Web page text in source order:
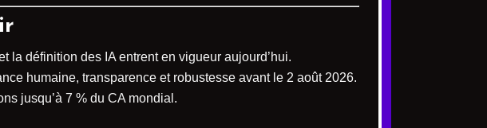
la définition des IA entrent en vigueur aujourd’hui.
humaine, transparence et robustesse avant le 2 août 2026.
jusqu’à 7 % du CA mondial.